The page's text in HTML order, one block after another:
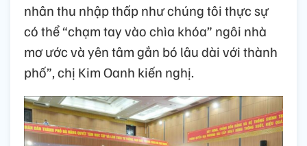
nhân thu nhập thấp như chúng tôi thực sự
có thể “chạm tay vào chìa khóa” ngôi nhà
mơ ước và yên tâm gắn bó lâu dài với thành
phố”, chị Kim Oanh kiến nghị.